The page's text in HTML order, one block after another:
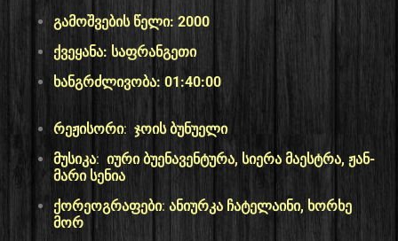
გამოშვების წელი: 2000
ქვეყანა: საფრანგეთი
ხანგრძლივობა: 01:40:00
რეჟისორი: ჯოის ბუნუელი
მუსიკა: იური ბუენავენტურა, სიერა მაესტრა, ჟან-
მარი სენია
ქორეოგრაფები: ანიურკა ჩატელაინი, ხორხე
მორ